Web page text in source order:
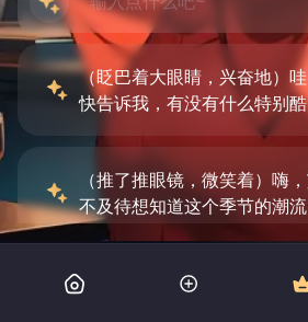
（眨巴着大眼睛，兴奋地）
快告诉我，有没有什么特别
（推了推眼镜，微笑着）嗨
不及待想知道这个季节的潮流